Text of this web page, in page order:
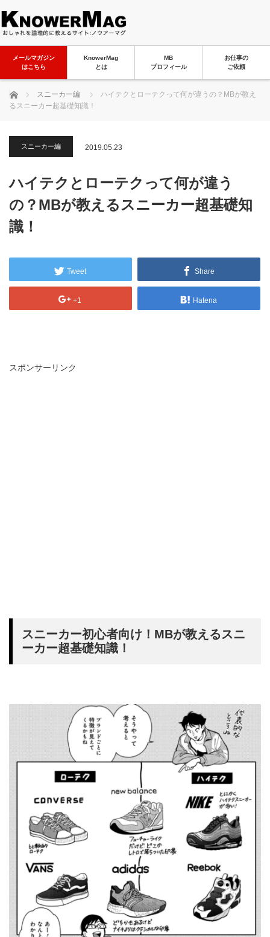
メールマガジン
はこちら
KnowerMag
とは
MB
プロフィール
お仕事の
ご依頼
ホーム スニーカー編
ハイテクとローテクって何が違うの？MBが教え
るスニーカー超基礎知識！
スニーカー編 2019.05.23
ハイテクとローテクって何が違う
の？MBが教えるスニーカー超基礎知
識！
Tweet Share
+1 Hatena
スポンサーリンク
スニーカー初心者向け！MBが教えるスニ
ーカー超基礎知識！